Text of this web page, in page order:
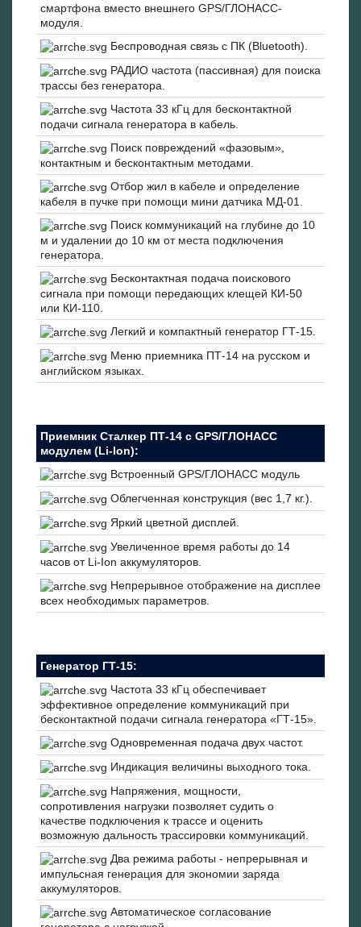
смартфона вместо внешнего GPS/ГЛОНАСС-
модуля.
Беспроводная связь с ПК (Bluetooth).
РАДИО частота (пассивная) для поиска
трассы без генератора.
Частота 33 кГц для бесконтактной
подачи сигнала генератора в кабель.
Поиск повреждений «фазовым»,
контактным и бесконтактным методами.
Отбор жил в кабеле и определение
кабеля в пучке при помощи мини датчика МД-01.
Поиск коммуникаций на глубине до 10
м и удалении до 10 км от места подключения
генератора.
Бесконтактная подача поискового
сигнала при помощи передающих клещей КИ-50
или КИ-110.
Легкий и компактный генератор ГТ-15.
Меню приемника ПТ-14 на русском и
английском языках.
Приемник Сталкер ПТ-14 с GPS/ГЛОНАСС
модулем (Li-Ion):
Встроенный GPS/ГЛОНАСС модуль
Облегченная конструкция (вес 1,7 кг.).
Яркий цветной дисплей.
Увеличенное время работы до 14
часов от Li-Ion аккумуляторов.
Непрерывное отображение на дисплее
всех необходимых параметров.
Генератор ГТ-15:
Частота 33 кГц обеспечивает
эффективное определение коммуникаций при
бесконтактной подачи сигнала генератора «ГТ-15».
Одновременная подача двух частот.
Индикация величины выходного тока.
Напряжения, мощности,
сопротивления нагрузки позволяет судить о
качестве подключения к трассе и оценить
возможную дальность трассировки коммуникаций.
Два режима работы - непрерывная и
импульсная генерация для экономии заряда
аккумуляторов.
Автоматическое согласование